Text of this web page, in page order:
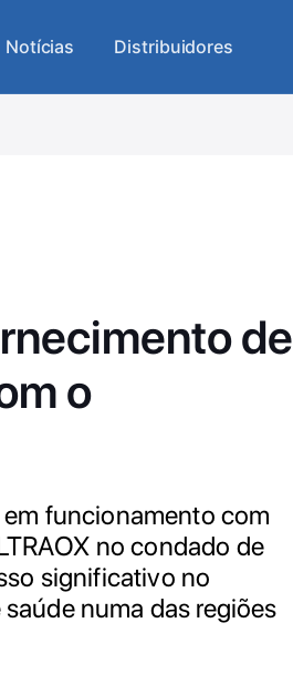
Notícias Distribuidores
de
o
funcionamento com
no condado de
significativo no
numa das regiões